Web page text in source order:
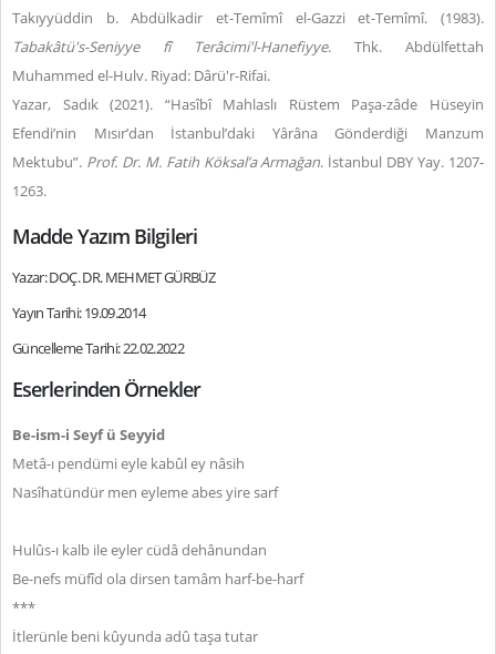
Takıyyüddin b. Abdülkadir et-Temîmî el-Gazzi et-Temîmî. (1983).
Tabakâtü's-Seniyye fî Terâcimi'l-Hanefiyye. Thk. Abdülfettah
Muhammed el-Hulv. Riyad: Dârü'r-Rifai.
Yazar, Sadık (2021). “Hasîbî Mahlaslı Rüstem Paşa-zâde Hüseyin
Efendi’nin Mısır’dan İstanbul’daki Yârâna Gönderdiği Manzum
Mektubu”. Prof. Dr. M. Fatih Köksal’a Armağan. İstanbul DBY Yay. 1207-
1263.
Madde Yazım Bilgileri
Yazar: DOÇ. DR. MEHMET GÜRBÜZ
Yayın Tarihi: 19.09.2014
Güncelleme Tarihi: 22.02.2022
Eserlerinden Örnekler
Be-ism-i Seyf ü Seyyid
Metâ-ı pendümi eyle kabûl ey nâsih
Nasîhatündür men eyleme abes yire sarf
Hulûs-ı kalb ile eyler cüdâ dehânundan
Be-nefs müfîd ola dirsen tamâm harf-be-harf
***
İtlerünle beni kûyunda adû taşa tutar